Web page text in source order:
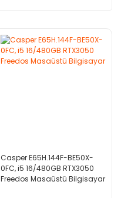
Casper E65H.144F-BE50X-
0FC, i5 16/480GB RTX3050
Freedos Masaüstü Bilgisayar